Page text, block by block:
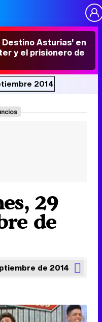
Destino Asturias' en
y el prisionero de
2014
29
de
de 2014